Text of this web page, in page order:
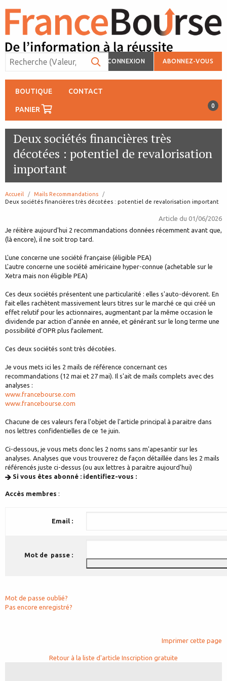
CONNEXION ABONNEZ-VOUS
BOUTIQUE CONTACT
PANIER 0
Deux sociétés financières très
décotées : potentiel de revalorisation
important
Accueil
Mails Recommandations
page:
Deux sociétés financières très décotées : potentiel de revalorisation important
Article du 01/06/2026
Je réitère aujourd'hui 2 recommandations données récemment avant que,
(là encore), il ne soit trop tard.
L'une concerne une société française (éligible PEA)
L'autre concerne une société américaine hyper-connue (achetable sur le
Xetra mais non éligible PEA)
Ces deux sociétés présentent une particularité : elles s'auto-dévorent. En
fait elles rachètent massivement leurs titres sur le marché ce qui créé un
effet relutif pour les actionnaires, augmentant par la même occasion le
dividende par action d'année en année, et générant sur le long terme une
possibilité d'OPR plus facilement.
Ces deux sociétés sont très décotées.
Je vous mets ici les 2 mails de référence concernant ces
recommandations (12 mai et 27 mai). Il s'ait de mails complets avec des
analyses :
www.francebourse.com
www.francebourse.com
Chacune de ces valeurs fera l'objet de l'article principal à paraitre dans
nos lettres confidentielles de ce 1e juin.
Ci-dessous, je vous mets donc les 2 noms sans m'apesantir sur les
analyses. Analyses que vous trouverez de façon détaillée dans les 2 mails
référencés juste ci-dessus (ou aux lettres à paraitre aujourd'hui)
Si vous êtes abonné : identifiez-vous :
Accès membres :
Email :
Mot de passe :
Mot de passe oublié?
Pas encore enregistré?
Imprimer cette page
Retour à la liste d'article Inscription gratuite